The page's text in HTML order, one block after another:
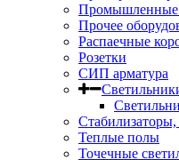
Промышленные
Прочее
Распаечные
Розетки
СИП арматура
Теплые полы
Точечные